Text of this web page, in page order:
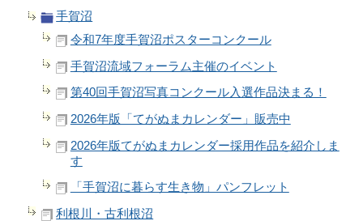
手賀沼
令和7年度手賀沼ポスターコンクール
手賀沼流域フォーラム主催のイベント
第40回手賀沼写真コンクール入選作品決まる！
2026年版「てがぬまカレンダー」販売中
2026年版てがぬまカレンダー採用作品を紹介しま
す
「手賀沼に暮らす生き物」パンフレット
利根川・古利根沼